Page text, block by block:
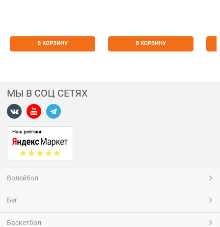
В КОРЗИНУ В КОРЗИНУ
МЫ В СОЦ СЕТЯХ
Волейбол
Бег
Баскетбол